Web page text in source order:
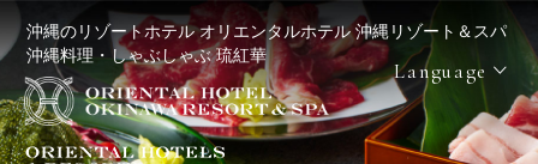
沖縄のリゾートホテル オリエンタルホテル 沖縄リゾート＆スパ
沖縄料理・しゃぶしゃぶ 琉紅華
Language
Reservation